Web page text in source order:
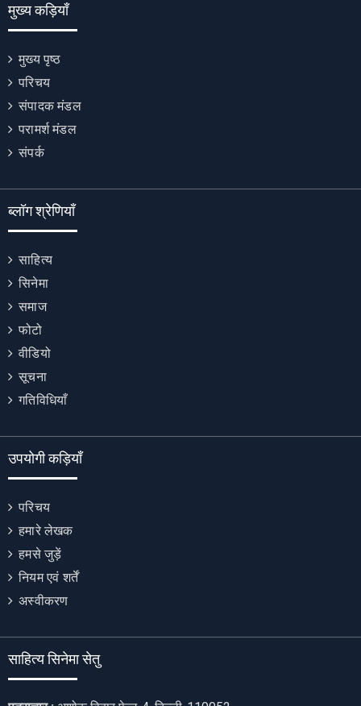
मुख्य कड़ियाँ
मुख्य पृष्ठ
परिचय
संपादक मंडल
परामर्श मंडल
संपर्क
ब्लॉग श्रेणियाँ
साहित्य
सिनेमा
समाज
फोटो
वीडियो
सूचना
गतिविधियाँ
उपयोगी कड़ियाँ
परिचय
हमारे लेखक
हमसे जुड़ें
नियम एवं शर्तें
अस्वीकरण
साहित्य सिनेमा सेतु